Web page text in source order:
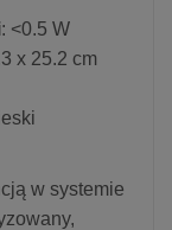
: <0.5 W
x 25.2 cm
w systemie